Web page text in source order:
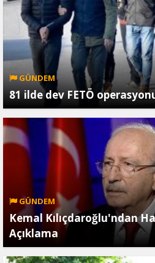
GÜNDEM
81 ilde dev FETÖ
GÜNDEM
Kemal Kılıçdaroğlu'ndan
Açıklama